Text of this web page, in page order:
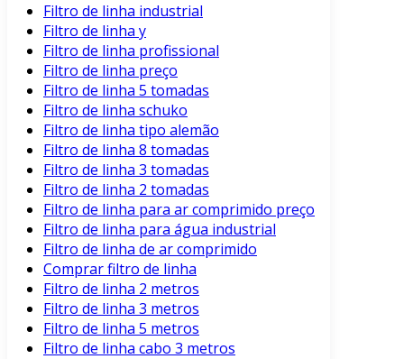
Filtro de linha industrial
Filtro de linha y
Filtro de linha profissional
Filtro de linha preço
Filtro de linha 5 tomadas
Filtro de linha schuko
Filtro de linha tipo alemão
Filtro de linha 8 tomadas
Filtro de linha 3 tomadas
Filtro de linha 2 tomadas
Filtro de linha para ar comprimido preço
Filtro de linha para água industrial
Filtro de linha de ar comprimido
Comprar filtro de linha
Filtro de linha 2 metros
Filtro de linha 3 metros
Filtro de linha 5 metros
Filtro de linha cabo 3 metros